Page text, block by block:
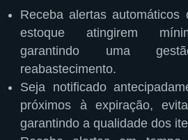
Receba alertas
estoque atingirem
garantindo uma
reabastecimento.
Seja notificado
próximos à expiração,
garantindo a qualidade dos